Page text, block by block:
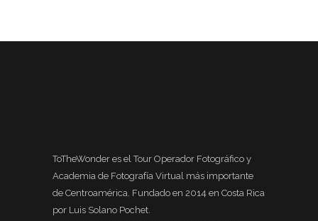
ToTheWonder es el Tour Operador Fotográfico y
Academia de Fotografía Virtual más importante
de Centroamérica. Fundado en 2014 en Costa Rica
por Luis Solano Pochet.